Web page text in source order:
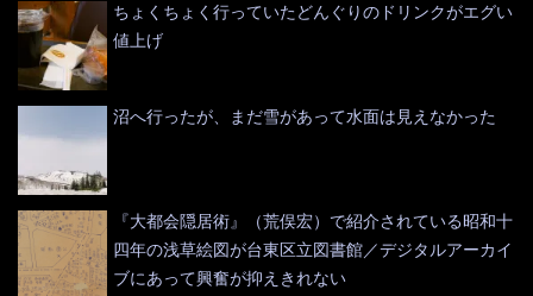
ちょくちょく行っていたどんぐりのドリンクがエグい
値上げ
沼へ行ったが、まだ雪があって水面は見えなかった
『大都会隠居術』（荒俣宏）で紹介されている昭和十
四年の浅草絵図が台東区立図書館／デジタルアーカイ
ブにあって興奮が抑えきれない